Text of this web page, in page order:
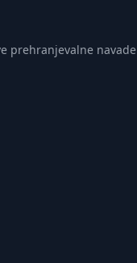
prehranjevalne navade